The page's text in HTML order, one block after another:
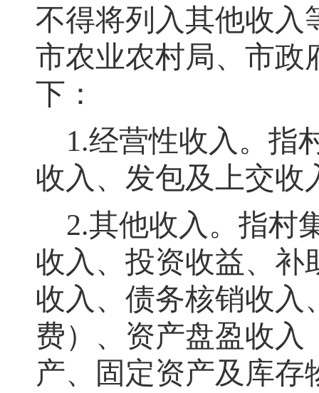
不得将列入其他收入
市农业农村局、市政
下：
1.经营性收入 。 指
收入、发包及上交收
2.其他收入 。 指村
收入、投资收益、补
收入、债务核销收入
费）、资产盘盈收入
产、固定资产及库存